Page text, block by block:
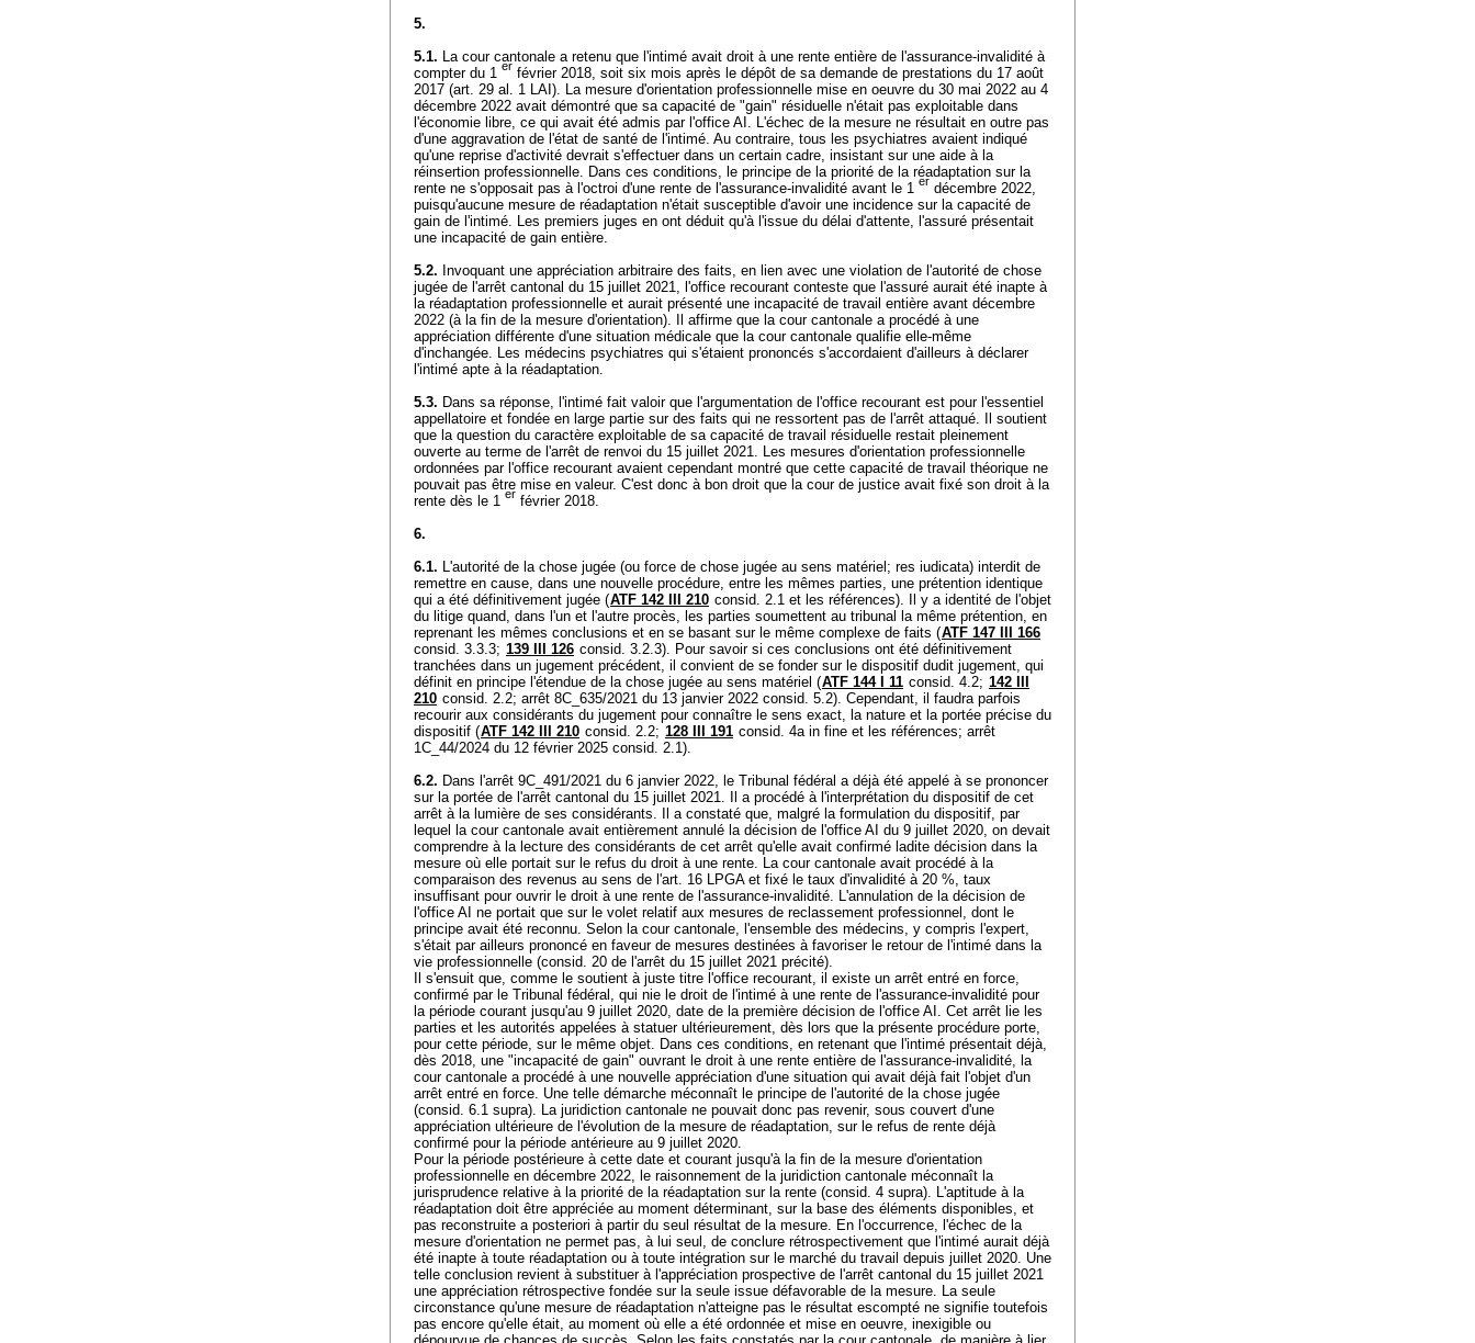
5.
5.1. La cour cantonale a retenu que l'intimé avait droit à une rente entière de l'assurance-invalidité à
compter du 1 er février 2018, soit six mois après le dépôt de sa demande de prestations du 17 août
2017 (art. 29 al. 1 LAI ). La mesure d'orientation professionnelle mise en oeuvre du 30 mai 2022 au 4
décembre 2022 avait démontré que sa capacité de "gain" résiduelle n'était pas exploitable dans
l'économie libre, ce qui avait été admis par l'office AI. L'échec de la mesure ne résultait en outre pas
d'une aggravation de l'état de santé de l'intimé. Au contraire, tous les psychiatres avaient indiqué
qu'une reprise d'activité devrait s'effectuer dans un certain cadre, insistant sur une aide à la
réinsertion professionnelle. Dans ces conditions, le principe de la priorité de la réadaptation sur la
rente ne s'opposait pas à l'octroi d'une rente de l'assurance-invalidité avant le 1 er décembre 2022,
puisqu'aucune mesure de réadaptation n'était susceptible d'avoir une incidence sur la capacité de
gain de l'intimé. Les premiers juges en ont déduit qu'à l'issue du délai d'attente, l'assuré présentait
une incapacité de gain entière.
5.2. Invoquant une appréciation arbitraire des faits, en lien avec une violation de l'autorité de chose
jugée de l'arrêt cantonal du 15 juillet 2021, l'office recourant conteste que l'assuré aurait été inapte à
la réadaptation professionnelle et aurait présenté une incapacité de travail entière avant décembre
2022 (à la fin de la mesure d'orientation). Il affirme que la cour cantonale a procédé à une
appréciation différente d'une situation médicale que la cour cantonale qualifie elle-même
d'inchangée. Les médecins psychiatres qui s'étaient prononcés s'accordaient d'ailleurs à déclarer
l'intimé apte à la réadaptation.
5.3. Dans sa réponse, l'intimé fait valoir que l'argumentation de l'office recourant est pour l'essentiel
appellatoire et fondée en large partie sur des faits qui ne ressortent pas de l'arrêt attaqué. Il soutient
que la question du caractère exploitable de sa capacité de travail résiduelle restait pleinement
ouverte au terme de l'arrêt de renvoi du 15 juillet 2021. Les mesures d'orientation professionnelle
ordonnées par l'office recourant avaient cependant montré que cette capacité de travail théorique ne
pouvait pas être mise en valeur. C'est donc à bon droit que la cour de justice avait fixé son droit à la
rente dès le 1 er février 2018.
6.
6.1. L'autorité de la chose jugée (ou force de chose jugée au sens matériel; res iudicata) interdit de
remettre en cause, dans une nouvelle procédure, entre les mêmes parties, une prétention identique
qui a été définitivement jugée (ATF 142 III 210 consid. 2.1 et les références). Il y a identité de l'objet
du litige quand, dans l'un et l'autre procès, les parties soumettent au tribunal la même prétention, en
reprenant les mêmes conclusions et en se basant sur le même complexe de faits (ATF 147 III 166
consid. 3.3.3; 139 III 126 consid. 3.2.3). Pour savoir si ces conclusions ont été définitivement
tranchées dans un jugement précédent, il convient de se fonder sur le dispositif dudit jugement, qui
définit en principe l'étendue de la chose jugée au sens matériel (ATF 144 I 11 consid. 4.2; 142 III
210 consid. 2.2; arrêt 8C_635/2021 du 13 janvier 2022 consid. 5.2). Cependant, il faudra parfois
recourir aux considérants du jugement pour connaître le sens exact, la nature et la portée précise du
dispositif (ATF 142 III 210 consid. 2.2; 128 III 191 consid. 4a in fine et les références; arrêt
1C_44/2024 du 12 février 2025 consid. 2.1).
6.2. Dans l'arrêt 9C_491/2021 du 6 janvier 2022, le Tribunal fédéral a déjà été appelé à se prononcer
sur la portée de l'arrêt cantonal du 15 juillet 2021. Il a procédé à l'interprétation du dispositif de cet
arrêt à la lumière de ses considérants. Il a constaté que, malgré la formulation du dispositif, par
lequel la cour cantonale avait entièrement annulé la décision de l'office AI du 9 juillet 2020, on devait
comprendre à la lecture des considérants de cet arrêt qu'elle avait confirmé ladite décision dans la
mesure où elle portait sur le refus du droit à une rente. La cour cantonale avait procédé à la
comparaison des revenus au sens de l'art. 16 LPGAet fixé le taux d'invalidité à 20 %, taux
insuffisant pour ouvrir le droit à une rente de l'assurance-invalidité. L'annulation de la décision de
l'office AI ne portait que sur le volet relatif aux mesures de reclassement professionnel, dont le
principe avait été reconnu. Selon la cour cantonale, l'ensemble des médecins, y compris l'expert,
s'était par ailleurs prononcé en faveur de mesures destinées à favoriser le retour de l'intimé dans la
vie professionnelle (consid. 20 de l'arrêt du 15 juillet 2021 précité).
Il s'ensuit que, comme le soutient à juste titre l'office recourant, il existe un arrêt entré en force,
confirmé par le Tribunal fédéral, qui nie le droit de l'intimé à une rente de l'assurance-invalidité pour
la période courant jusqu'au 9 juillet 2020, date de la première décision de l'office AI. Cet arrêt lie les
parties et les autorités appelées à statuer ultérieurement, dès lors que la présente procédure porte,
pour cette période, sur le même objet. Dans ces conditions, en retenant que l'intimé présentait déjà,
dès 2018, une "incapacité de gain" ouvrant le droit à une rente entière de l'assurance-invalidité, la
cour cantonale a procédé à une nouvelle appréciation d'une situation qui avait déjà fait l'objet d'un
arrêt entré en force. Une telle démarche méconnaît le principe de l'autorité de la chose jugée
(consid. 6.1 supra). La juridiction cantonale ne pouvait donc pas revenir, sous couvert d'une
appréciation ultérieure de l'évolution de la mesure de réadaptation, sur le refus de rente déjà
confirmé pour la période antérieure au 9 juillet 2020.
Pour la période postérieure à cette date et courant jusqu'à la fin de la mesure d'orientation
professionnelle en décembre 2022, le raisonnement de la juridiction cantonale méconnaît la
jurisprudence relative à la priorité de la réadaptation sur la rente (consid. 4 supra). L'aptitude à la
réadaptation doit être appréciée au moment déterminant, sur la base des éléments disponibles, et
pas reconstruite a posteriori à partir du seul résultat de la mesure. En l'occurrence, l'échec de la
mesure d'orientation ne permet pas, à lui seul, de conclure rétrospectivement que l'intimé aurait déjà
été inapte à toute réadaptation ou à toute intégration sur le marché du travail depuis juillet 2020. Une
telle conclusion revient à substituer à l'appréciation prospective de l'arrêt cantonal du 15 juillet 2021
une appréciation rétrospective fondée sur la seule issue défavorable de la mesure. La seule
circonstance qu'une mesure de réadaptation n'atteigne pas le résultat escompté ne signifie toutefois
pas encore qu'elle était, au moment où elle a été ordonnée et mise en oeuvre, inexigible ou